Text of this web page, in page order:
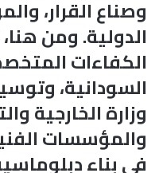
وصناع القرار،
الدولية. ومن هنا،
الكفاءات
السودانية،
وزارة الخارجية
والمؤسسات
في بناء